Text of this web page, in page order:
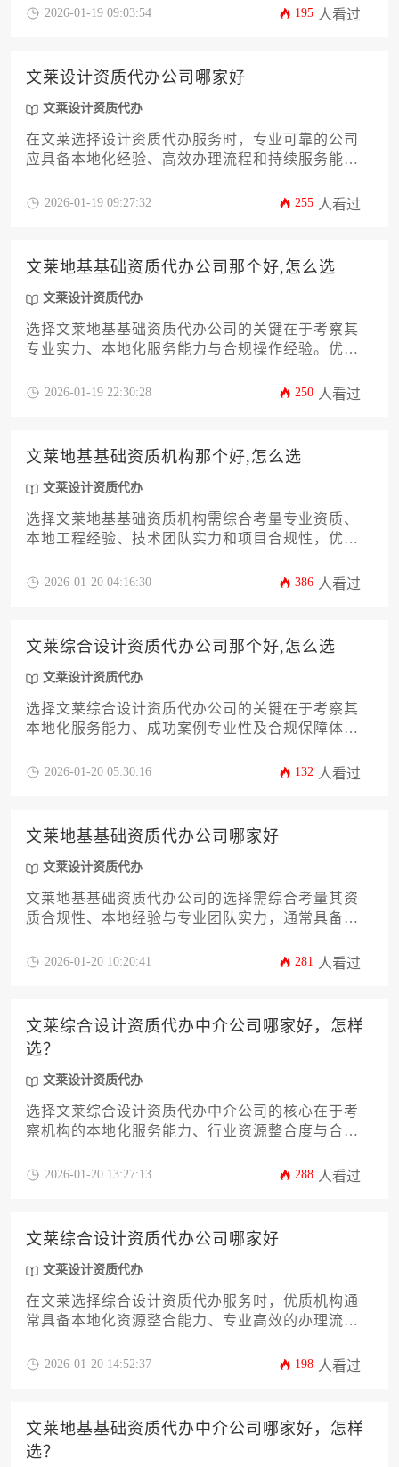
针对设计企业需求提供定制化解决方案。建议通过
陷阱或资质挂靠风险。
2026-01-19 09:03:54 195 人看过
文莱设计资质代办公司哪家好
文莱设计资质代办
在文莱选择设计资质代办服务时，专业可靠的公司
应具备本地化经验、高效办理流程和持续服务能
精准匹配。
2026-01-19 09:27:32 255 人看过
文莱地基基础资质代办公司那个好,怎么选
文莱设计资质代办
选择文莱地基基础资质代办公司的关键在于考察其
专业实力、本地化服务能力与合规操作经验。优质
国资质办理经验，并能提供从材料准备到审批跟进
2026-01-19 22:30:28 250 人看过
文莱地基基础资质机构那个好,怎么选
文莱设计资质代办
选择文莱地基基础资质机构需综合考量专业资质、
本地工程经验、技术团队实力和项目合规性，优选
多方比对与实地考察确保选择质量。
2026-01-20 04:16:30 386 人看过
文莱综合设计资质代办公司那个好,怎么选
文莱设计资质代办
选择文莱综合设计资质代办公司的关键在于考察其
本地化服务能力、成功案例专业性及合规保障体
度进行决策。
2026-01-20 05:30:16 132 人看过
文莱地基基础资质代办公司哪家好
文莱设计资质代办
文莱地基基础资质代办公司的选择需综合考量其资
质合规性、本地经验与专业团队实力，通常具备丰
服务商更值得信赖。
2026-01-20 10:20:41 281 人看过
文莱综合设计资质代办中介公司哪家好，怎样
选？
文莱设计资质代办
选择文莱综合设计资质代办中介公司的核心在于考
察机构的本地化服务能力、行业资源整合度与合规
质，能够针对建筑设计、室内设计、景观设计等多
同保障条款、团队专业背景三大维度进行系统性评
估，优先选择提供全程法律护航的本地化服务机
构。
2026-01-20 13:27:13 288 人看过
文莱综合设计资质代办公司哪家好
文莱设计资质代办
在文莱选择综合设计资质代办服务时，优质机构通
常具备本地化资源整合能力、专业高效的办理流程
地获取设计类资质认证。
2026-01-20 14:52:37 198 人看过
文莱地基基础资质代办中介公司哪家好，怎样
选？